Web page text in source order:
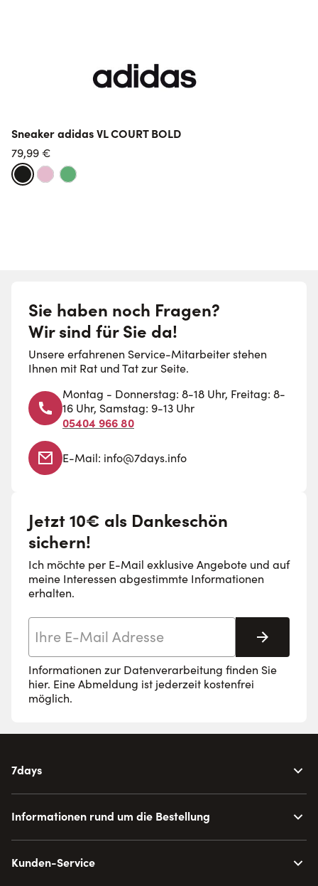
Sneaker adidas VL COURT BOLD
79,99 €
Sie haben noch Fragen?
Wir sind für Sie da!
Unsere erfahrenen Service-Mitarbeiter stehen
Ihnen mit Rat und Tat zur Seite.
Montag - Donnerstag: 8-18 Uhr, Freitag: 8-
16 Uhr, Samstag: 9-13 Uhr
05404 966 80
E-Mail: info@7days.info
Jetzt 10€ als Dankeschön
sichern!
Ich möchte per E-Mail exklusive Angebote und auf
meine Interessen abgestimmte Informationen
erhalten.
Informationen zur Datenverarbeitung finden Sie
hier. Eine Abmeldung ist jederzeit kostenfrei
möglich.
7days
Informationen rund um die Bestellung
Kunden-Service